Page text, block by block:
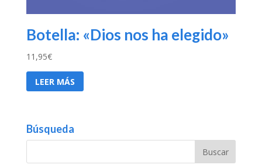
Botella: «Dios nos ha elegido»
11,95€
LEER MÁS
Búsqueda